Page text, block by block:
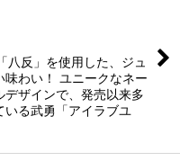
反」を使用した、ジュ
わい！ ユニークなネー
デザインで、発売以来多
いる武勇「アイラブユ